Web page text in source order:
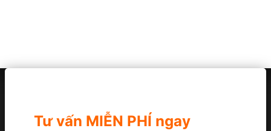
Tư vấn MIỄN PHÍ ngay